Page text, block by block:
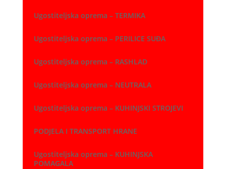
Ugostiteljska oprema – TERMIKA
Ugostiteljska oprema – PERILICE SUĐA
Ugostiteljska oprema – RASHLAD
Ugostiteljska oprema – NEUTRALA
Ugostiteljska oprema – KUHINJSKI STROJEVI
PODJELA I TRANSPORT HRANE
Ugostiteljska oprema – KUHINJSKA
POMAGALA